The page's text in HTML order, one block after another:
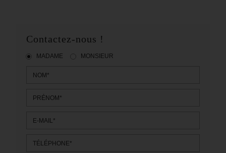
Contactez-nous !
MADAME MONSIEUR
NOM*
PRÉNOM*
E-MAIL*
TÉLÉPHONE*